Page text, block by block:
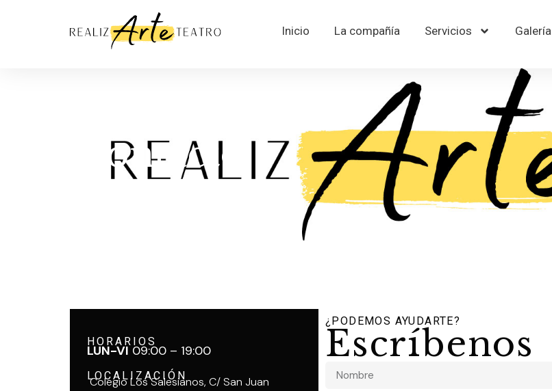
Inicio La compañía Servicios Galería
Contacto
HORARIOS
LUN-VI09:00 – 19:00
LOCALIZACIÓN
Colegio Los Salesianos, C/ San Juan
¿PODEMOS AYUDARTE?
Escríbenos